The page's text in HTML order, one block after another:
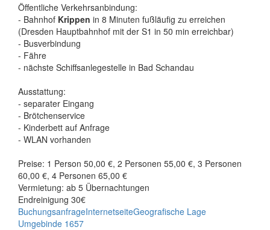
Öffentliche Verkehrsanbindung:
- Bahnhof Krippen in 8 Minuten fußläufig zu erreichen
(Dresden Hauptbahnhof mit der S1 in 50 min erreichbar)
- Busverbindung
- Fähre
- nächste Schiffsanlegestelle in Bad Schandau
Ausstattung:
- separater Eingang
- Brötchenservice
- Kinderbett auf Anfrage
- WLAN vorhanden
Preise: 1 Person 50,00 €, 2 Personen 55,00 €, 3 Personen
60,00 €, 4 Personen 65,00 €
Vermietung: ab 5 Übernachtungen
Endreinigung 30€
BuchungsanfrageInternetseiteGeografische Lage
Umgebinde 1657